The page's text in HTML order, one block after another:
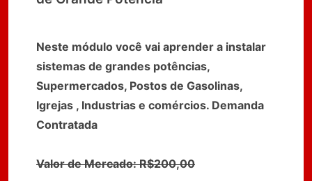
Neste módulo você vai aprender a instalar
sistemas de grandes potências,
Supermercados, Postos de Gasolinas,
Igrejas , Industrias e comércios. Demanda
Contratada
Valor de Mercado: R$200,00